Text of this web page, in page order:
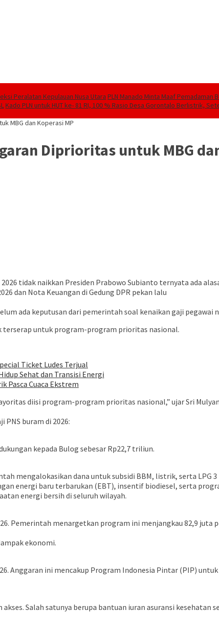
Peralatan Kepulauan Nusa Utara PLN Manado Minta Maaf Pemadaman
Kado PLN untuk HUT ke- 81 RI, 100 % Rasio Desa Gorontalo Berlistrik,
MBG dan Koperasi MP
Diprioritas untuk MBG
tidak naikkan Presiden Prabowo Subianto ternyata ada
dan Nota Keuangan di Gedung DPR pekan lalu
ada keputusan dari pemerintah soal kenaikan gaji pegawai
terserap untuk program-program prioritas nasional.
Ticket Ludes Terjual
Sehat dan Transisi Energi
Pasca Cuaca Ekstrem
diisi program-program prioritas nasional,” ujar Sri
buram di 2026:
kepada Bulog sebesar Rp22,7 triliun.
mengalokasikan dana untuk subsidi BBM, listrik, serta LPG
energi baru terbarukan (EBT), insentif biodiesel, serta
energi bersih di seluruh wilayah.
Pemerintah menargetkan program ini menjangkau 82,9
ekonomi.
Anggaran ini mencakup Program Indonesia Pintar (PIP)
Salah satunya berupa bantuan iuran asuransi